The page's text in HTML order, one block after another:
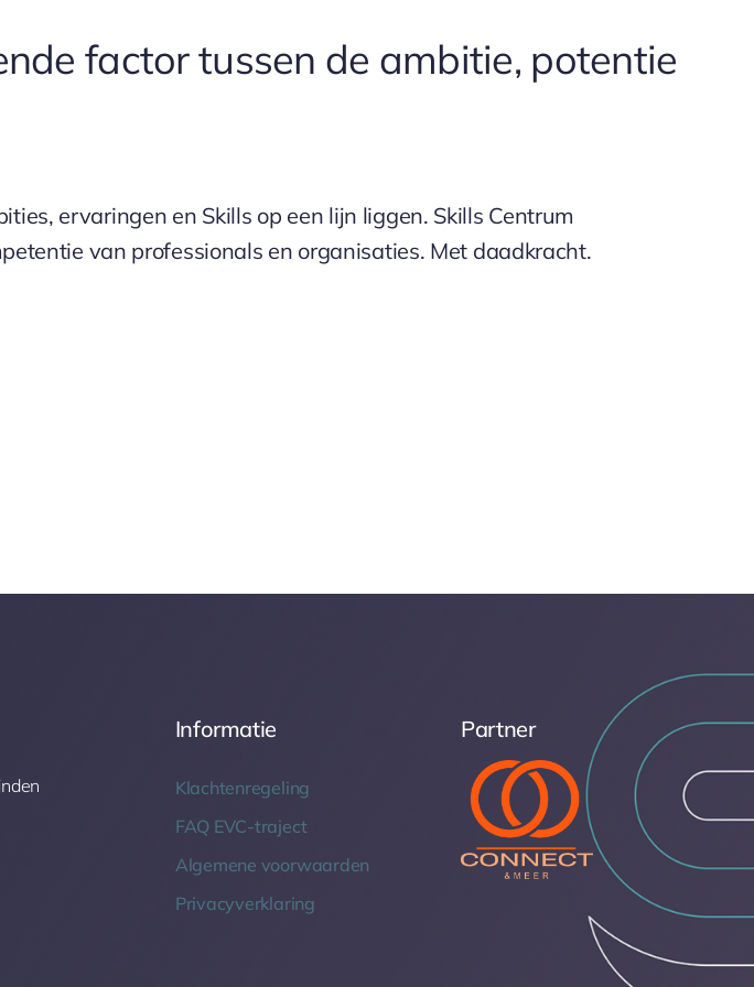
factor tussen de ambitie, potentie
ervaringen en Skills op een lijn liggen. Skills Centrum
van professionals en organisaties. Met daadkracht.
Informatie
Klachtenregeling
FAQ EVC-traject
Algemene voorwaarden
Privacyverklaring
Partner